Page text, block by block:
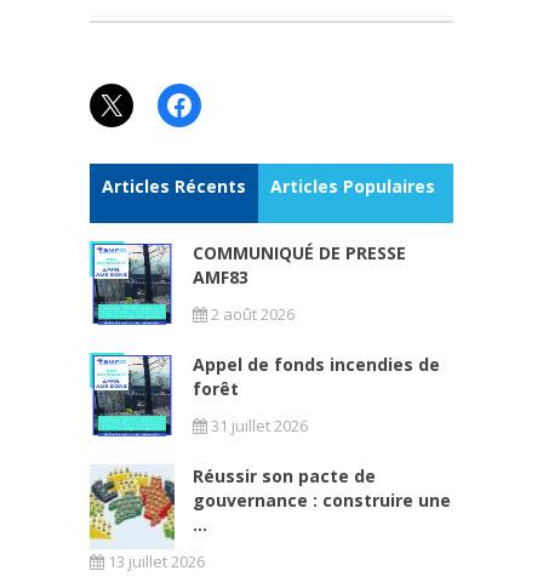
X Facebook
Articles Récents Articles Populaires
COMMUNIQUÉ DE PRESSE
AMF83
2 août 2026
Appel de fonds incendies de
forêt
31 juillet 2026
Réussir son pacte de
gouvernance : construire une
...
13 juillet 2026